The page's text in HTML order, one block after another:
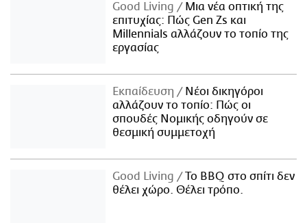
Good Living
Μια νέα οπτική της
επιτυχίας: Πώς Gen Zs και
Millennials αλλάζουν το τοπίο της
εργασίας
Εκπαίδευση
Νέοι δικηγόροι
αλλάζουν το τοπίο: Πώς οι
σπουδές Νομικής οδηγούν σε
θεσμική συμμετοχή
Good Living
Το BBQ στο σπίτι δεν
θέλει χώρο. Θέλει τρόπο.